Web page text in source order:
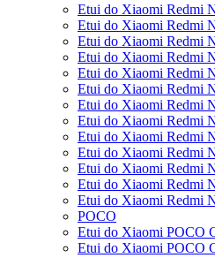
Etui do Xiaomi Redmi
Etui do Xiaomi Redmi
Etui do Xiaomi Redmi
Etui do Xiaomi Redmi
Etui do Xiaomi Redmi
Etui do Xiaomi Redmi
Etui do Xiaomi Redmi
Etui do Xiaomi Redmi
Etui do Xiaomi Redmi
Etui do Xiaomi Redmi
Etui do Xiaomi Redmi
Etui do Xiaomi Redmi
Etui do Xiaomi Redmi
POCO
Etui do Xiaomi POCO
Etui do Xiaomi POCO